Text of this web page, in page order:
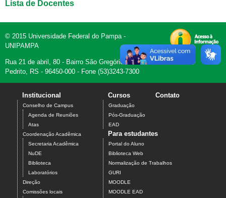
Lista de Docentes
© 2015 Universidade Federal do Pampa -
UNIPAMPA
Rua 21 de abril, 80 - Bairro São Gregório - Dom
Pedrito, RS - 96450-000 - Fone (53)3243-7300
Institucional
Conselho de Campus
Agenda de Reuniões
Atas
Coordenação Acadêmica
Secretaria Acadêmica
NuDE
Biblioteca
Laboratórios
Direção
Comissões locais
Cursos
Graduação
Pós-Graduação
EAD
Contato
Para estudantes
Portal do Aluno
Biblioteca Web
Normalização de Trabalhos
GURI
MOODLE
MOODLE EAD